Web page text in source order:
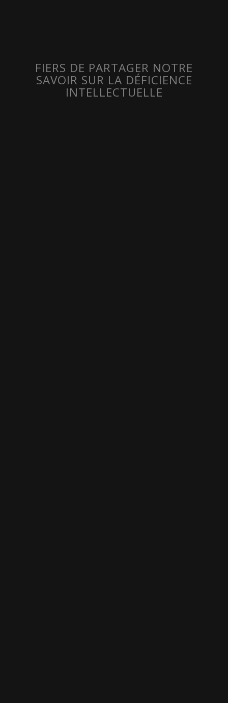
FIERS DE PARTAGER NOTRE
SAVOIR SUR LA DÉFICIENCE
INTELLECTUELLE